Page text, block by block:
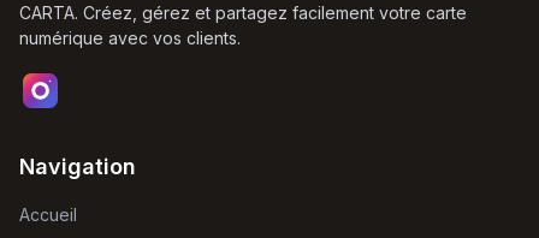
CARTA. Créez, gérez et partagez facilement votre carte
numérique avec vos clients.
Navigation
Accueil